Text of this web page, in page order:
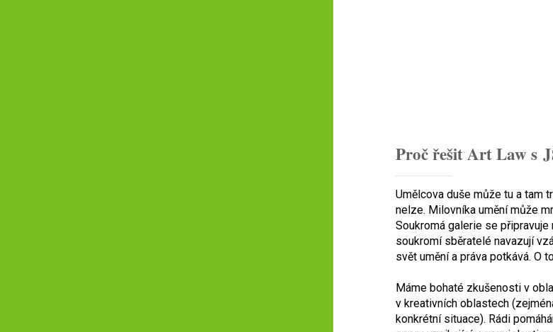
Proč řešit Art Law s
Umělcova duše může tu a tam
nelze. Milovníka umění může
Soukromá galerie se připravuje
soukromí sběratelé navazují
svět umění a práva potkává. O
Máme bohaté zkušenosti v
v kreativních oblastech
konkrétní situace). Rádi